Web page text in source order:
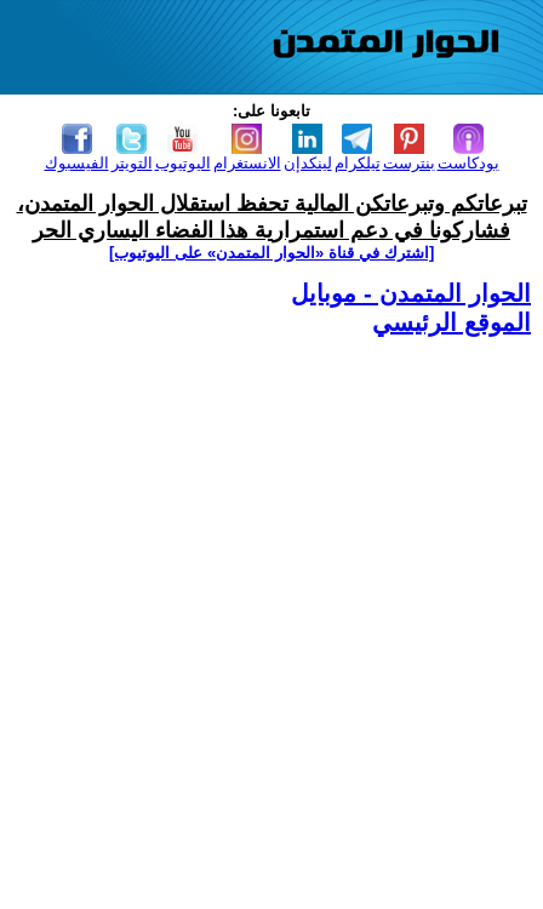
تابعونا على:
الفيسبوك التويتر اليوتيوب الانستغرام لينكدإن تيلكرامبنترست بودكاست
تبرعاتكم وتبرعاتكن المالية تحفظ استقلال الحوار المتمدن،
فشاركونا في دعم استمرارية هذا الفضاء اليساري الحر
[اشترك في قناة ‫«الحوار المتمدن» على اليوتيوب]
الحوار المتمدن - موبايل
الموقع الرئيسي